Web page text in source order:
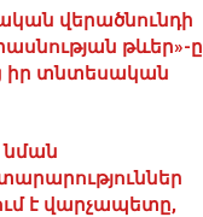
վերածնունդի
թևեր»-ը
իր տնտեսական
նման
է վարչապետը,